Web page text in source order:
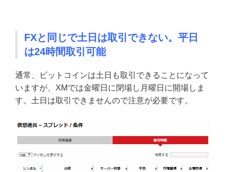
FXと同じで土日は取引できない。平日
は24時間取引可能
通常、ビットコインは土日も取引できることになって
いますが、XMでは金曜日に閉場し月曜日に開場しま
す。土日は取引できませんので注意が必要です。